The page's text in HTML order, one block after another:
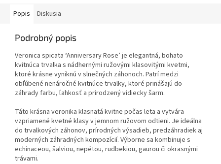
výdatne rastie do šírky.
Popis Diskusia
Podrobný popis
Veronica spicata ‘Anniversary Rose’ je elegantná, bohato
kvitnúca trvalka s nádhernými ružovými klasovitými kvetmi,
ktoré krásne vyniknú v slnečných záhonoch. Patrí medzi
obľúbené nenáročné kvitnúce trvalky, ktoré prinášajú do
záhrady farbu, ľahkosť a prirodzený vidiecky šarm.
Táto krásna veronika klasnatá kvitne počas leta a vytvára
vzpriamené kvetné klasy v jemnom ružovom odtieni. Je ideálna
do trvalkových záhonov, prírodných výsadieb, predzáhradiek aj
moderných záhradných kompozícií. Výborne sa kombinuje s
echinaceou, šalviou, nepétou, rudbekiou, gaurou či okrasnými
trávami.